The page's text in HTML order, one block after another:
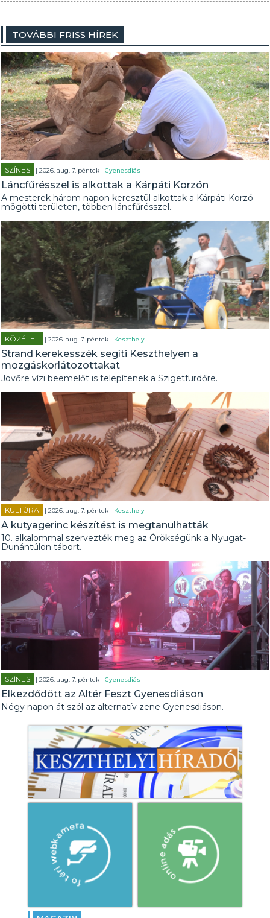
TOVÁBBI FRISS HÍREK
SZÍNES | 2026. aug. 7. péntek |Gyenesdiás
Láncfűrésszel is alkottak a Kárpáti Korzón
A mesterek három napon keresztül alkottak a Kárpáti Korzó
mögötti területen, többen láncfűrésszel.
KÖZÉLET | 2026. aug. 7. péntek | Keszthely
Strand kerekesszék segíti Keszthelyen a
mozgáskorlátozottakat
Jövőre vízi beemelőt is telepítenek a Szigetfürdőre.
KULTÚRA | 2026. aug. 7. péntek | Keszthely
A kutyagerinc készítést is megtanulhatták
10. alkalommal szervezték meg az Örökségünk a Nyugat-
Dunántúlon tábort.
SZÍNES | 2026. aug. 7. péntek |Gyenesdiás
Elkezdődött az Altér Feszt Gyenesdiáson
Négy napon át szól az alternatív zene Gyenesdiáson.